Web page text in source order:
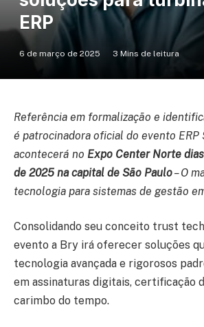
ERP
6 de março de 2025 3 Mins de leitura
Referência em formalização e
é patrocinadora oficial do evento ERP
acontecerá no Expo Center Norte
de 2025 na capital de São Paulo– O
tecnologia para sistemas de gestão
Consolidando seu conceito trust
evento a Bry irá oferecer soluções
tecnologia avançada e rigorosos
em assinaturas digitais, certificação
carimbo do tempo.